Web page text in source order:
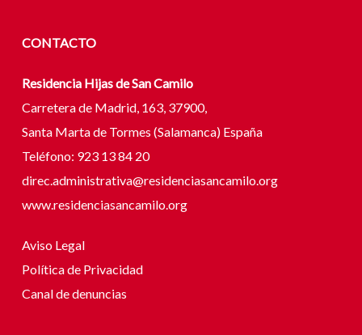
CONTACTO
Residencia Hijas de San Camilo
Carretera de Madrid, 163, 37900,
Santa Marta de Tormes (Salamanca) España
Teléfono: 923 13 84 20
direc.administrativa@residenciasancamilo.org
www.residenciasancamilo.org
Aviso Legal
Política de Privacidad
Canal de denuncias